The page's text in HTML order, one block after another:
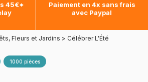
45€*
Paiement en 4x sans frais
avec Paypal
Fleurs et Jardins > Célébrer L'Été
1000 pièces